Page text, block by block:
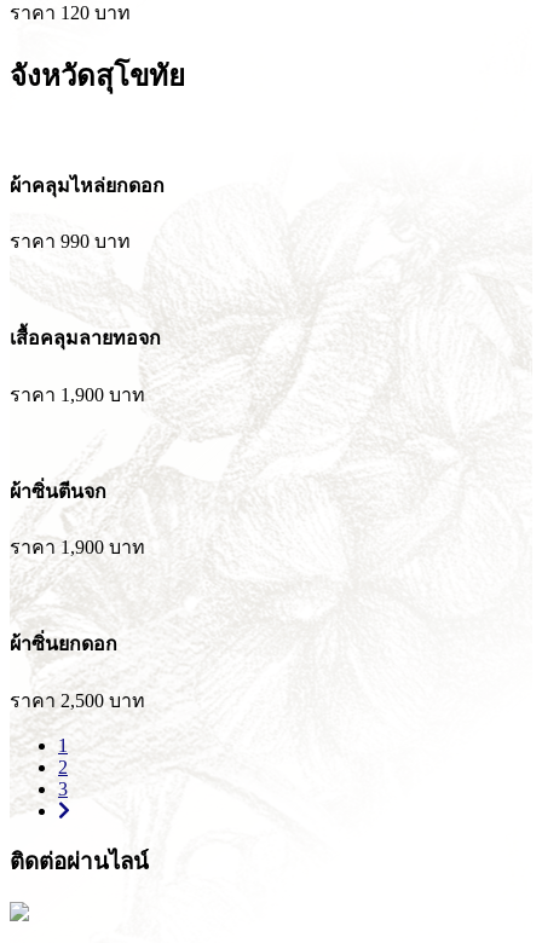
ราคา 120 บาท
จังหวัดสุโขทัย
ผ้าคลุมไหล่ยกดอก
ราคา 990 บาท
เสื้อคลุมลายทอจก
ราคา 1,900 บาท
ผ้าซิ่นตีนจก
ราคา 1,900 บาท
ผ้าซิ่นยกดอก
ราคา 2,500 บาท
1
2
3
ติดต่อผ่านไลน์